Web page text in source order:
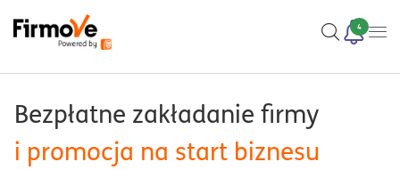
4
Bezpłatne zakładanie firmy
i promocja na start biznesu